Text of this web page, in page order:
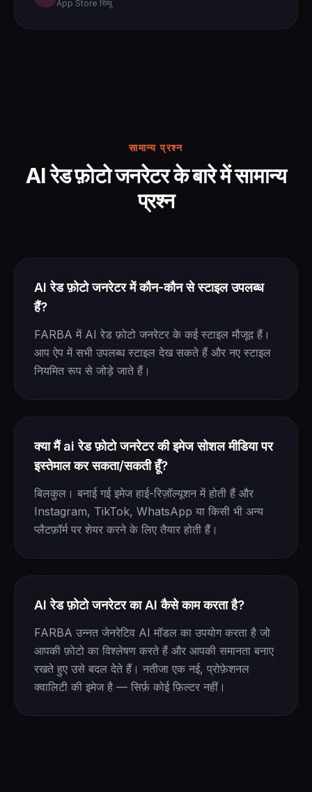
App Store रिव्यू
सामान्य प्रश्न
AI रेड फ़ोटो जनरेटर के बारे में सामान्य
प्रश्न
AI रेड फ़ोटो जनरेटर में कौन-कौन से स्टाइल उपलब्ध
हैं?
FARBA में AI रेड फ़ोटो जनरेटर के कई स्टाइल मौजूद हैं।
आप ऐप में सभी उपलब्ध स्टाइल देख सकते हैं और नए स्टाइल
नियमित रूप से जोड़े जाते हैं।
क्या मैं ai रेड फ़ोटो जनरेटर की इमेज सोशल मीडिया पर
इस्तेमाल कर सकता/सकती हूँ?
बिलकुल। बनाई गई इमेज हाई-रिज़ॉल्यूशन में होती हैं और
Instagram, TikTok, WhatsApp या किसी भी अन्य
प्लैटफ़ॉर्म पर शेयर करने के लिए तैयार होती हैं।
AI रेड फ़ोटो जनरेटर का AI कैसे काम करता है?
FARBA उन्नत जेनरेटिव AI मॉडल का उपयोग करता है जो
आपकी फ़ोटो का विश्लेषण करते हैं और आपकी समानता बनाए
रखते हुए उसे बदल देते हैं। नतीजा एक नई, प्रोफ़ेशनल
क्वालिटी की इमेज है — सिर्फ़ कोई फ़िल्टर नहीं।